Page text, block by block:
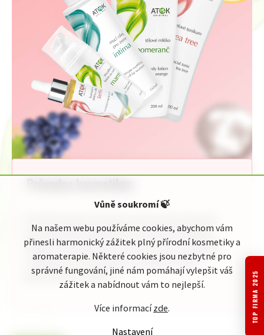
Vůně soukromí🍃
Na našem webu používáme cookies, abychom vám
přinesli harmonický zážitek plný přírodní kosmetiky a
aromaterapie. Některé cookies jsou nezbytné pro
správné fungování, jiné nám pomáhají vylepšit váš
zážitek a nabídnout vám to nejlepší.
Více informacízde.
Nastavení
jednoduchého průvodce kosmetickou nabídkou
Original ATOK. Naleznete zde celou naši nabídku
rozdělenou do přehledných kategorií podle
jednotlivého zaměření:
TOP FIRMA 2025